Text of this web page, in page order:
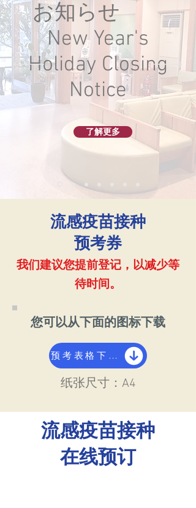
お知らせ
New Year's
Holiday Closing
Notice
了解更多
流感疫苗接种
预考券
我们建议您提前登记，以减少等
待时间。
您可以从下面的图标下载
预考表格下载
​纸张尺寸：A4
流感疫苗接种
​在线预订